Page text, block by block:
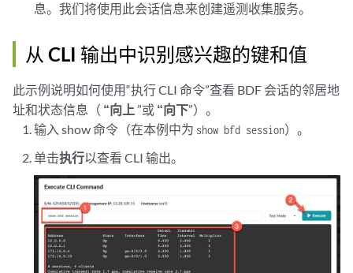
息。我们将使用此会话信息来创建遥测收集服务。
从 CLI 输出中识别感兴趣的键和值
此示例说明如何使用“执行 CLI 命令”查看 BDF 会话的邻居地
址和状态信息（ “向上 ”或 “向下”）。
输入 show 命令（在本例中为 show bfd session）。
单击执行以查看 CLI 输出。